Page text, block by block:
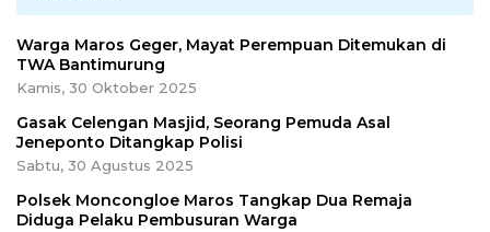
Warga Maros Geger, Mayat Perempuan Ditemukan di
TWA Bantimurung
Kamis, 30 Oktober 2025
Gasak Celengan Masjid, Seorang Pemuda Asal
Jeneponto Ditangkap Polisi
Sabtu, 30 Agustus 2025
Polsek Moncongloe Maros Tangkap Dua Remaja
Diduga Pelaku Pembusuran Warga